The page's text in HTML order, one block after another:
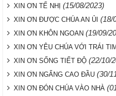
XIN ƠN TẾ NHỊ (15/08/2023)
XIN ƠN ĐƯỢC CHÚA AN ỦI (18/
XIN ƠN KHÔN NGOAN (19/09/
XIN ƠN YÊU CHÚA VỚI TRÁI
XIN ƠN SỐNG TIẾT ĐỘ (22/10/
XIN ƠN NGẨNG CAO ĐẦU (30/
XIN ƠN ĐÓN CHÚA VÀO NHÀ